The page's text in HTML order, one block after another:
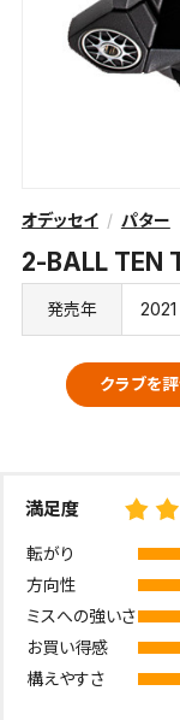
オデッセイ パター
2-BALL TEN
発売年 2021
クラブを
満足度
転がり
方向性
ミスへの強いさ
お買い得感
構えやすさ